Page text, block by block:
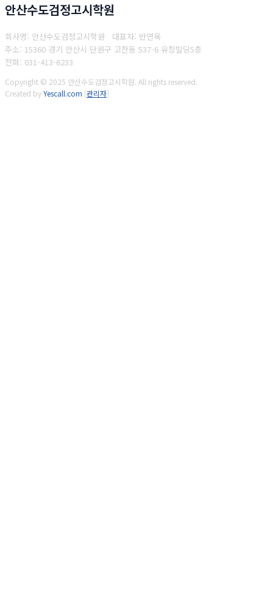
안산수도검정고시학원
회사명: 안산수도검정고시학원 대표자: 반연옥
주소: 15360 경기 안산시 단원구 고잔동 537-6 유창빌딩5층
전화: 031-413-6233
Copyright © 2025 안산수도검정고시학원. All rights reserved.
Created byYescall.com [관리자]